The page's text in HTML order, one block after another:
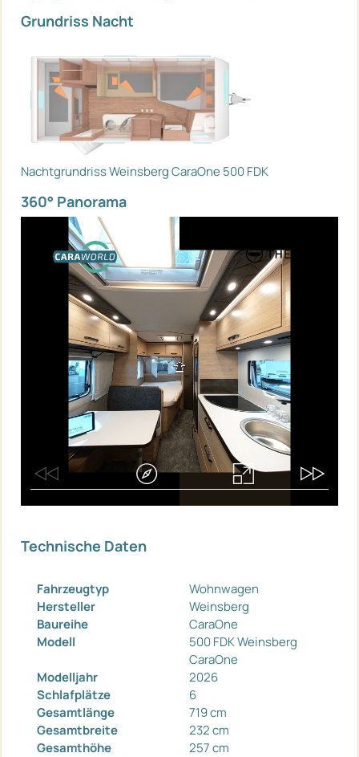
Grundriss Nacht
Nachtgrundriss Weinsberg CaraOne 500 FDK
360° Panorama
Technische Daten
Fahrzeugtyp
Wohnwagen
Hersteller
Weinsberg
Baureihe
CaraOne
Modell
500 FDK Weinsberg
CaraOne
Modelljahr
2026
Schlafplätze
6
Gesamtlänge
719 cm
Gesamtbreite
232 cm
Gesamthöhe
257 cm